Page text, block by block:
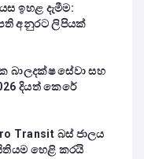
ඉහළ දැමීම:
අනුරට ලිපියක්
බාලදක්ෂ සේවා සහ
දියත් කෙරේ
Transit බස් ජාලය
හෙළි කරයි